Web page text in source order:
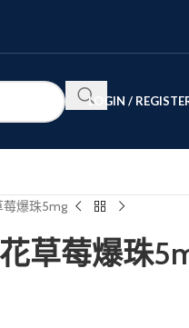
LOGIN /
莓爆珠5mg
草莓爆珠